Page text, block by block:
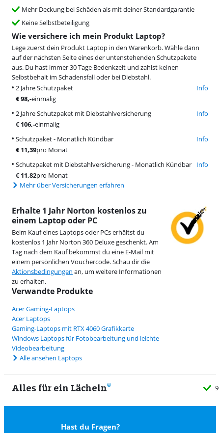
Mehr Deckung bei Schäden als mit deiner Standardgarantie
Keine Selbstbeteiligung
Wie versichere ich mein Produkt Laptop?
Lege zuerst dein Produkt Laptop in den Warenkorb. Wähle dann
auf der nächsten Seite eines der untenstehenden Schutzpakete
aus. Du hast immer 30 Tage Bedenkzeit und zahlst keinen
Selbstbehalt im Schadensfall oder bei Diebstahl.
2 Jahre Schutzpaket
Info
€98,-einmalig
2 Jahre Schutzpaket mit Diebstahlversicherung
Info
€106,-einmalig
Schutzpaket - Monatlich Kündbar
Info
€11,39pro Monat
Schutzpaket mit Diebstahlversicherung - Monatlich Kündbar
Info
€11,82pro Monat
Mehr über Versicherungen erfahren
Erhalte 1 Jahr Norton kostenlos zu
einem Laptop oder PC
Beim Kauf eines Laptops oder PCs erhältst du
kostenlos 1 Jahr Norton 360 Deluxe geschenkt. Am
Tag nach dem Kauf bekommst du eine E-Mail mit
einem persönlichen Vouchercode. Schau dir die
Aktionsbedingungen an, um weitere Informationen
zu erhalten.
Verwandte Produkte
Acer Gaming-Laptops
Acer Laptops
Gaming-Laptops mit RTX 4060 Grafikkarte
Windows Laptops für Fotobearbeitung und leichte
Videobearbeitung
Alle ansehen Laptops
Alles für ein Lächeln 9
Hast du Fragen?